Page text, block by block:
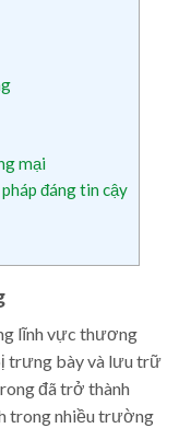
mại
đáng tin cậy
lĩnh vực thương
trưng bày và lưu trữ
đã trở thành
trong nhiều trường